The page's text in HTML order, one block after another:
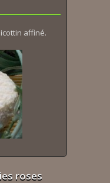
affiné.
roses